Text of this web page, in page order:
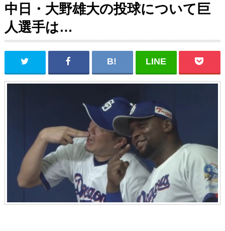
中日・大野雄大の投球について巨
人選手は…